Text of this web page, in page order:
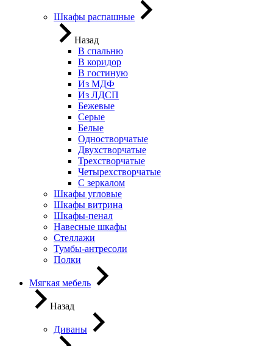
Шкафы распашные
Назад
В спальню
В коридор
В гостиную
Из МДФ
Из ЛДСП
Бежевые
Серые
Белые
Одностворчатые
Двухстворчатые
Трехстворчатые
Четырехстворчатые
С зеркалом
Шкафы угловые
Шкафы витрина
Шкафы-пенал
Навесные шкафы
Стеллажи
Тумбы-антресоли
Полки
Мягкая мебель
Назад
Диваны